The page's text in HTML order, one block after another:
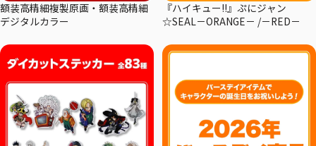
額装高精細複製原画・額装高精細
デジタルカラー
『ハイキュー!!』ぷにジャン
☆SEAL－ORANGE－ /－RED－